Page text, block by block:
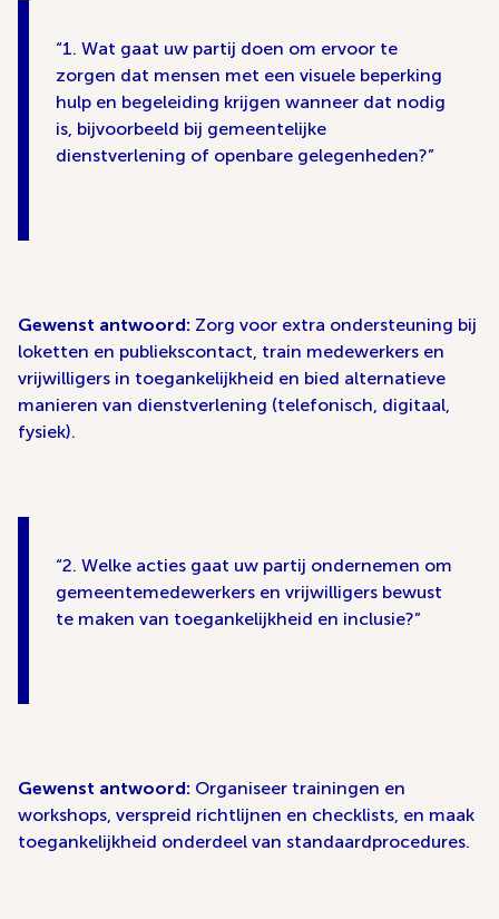
1. Wat gaat uw partij doen om ervoor te
zorgen dat mensen met een visuele beperking
hulp en begeleiding krijgen wanneer dat nodig
is, bijvoorbeeld bij gemeentelijke
dienstverlening of openbare gelegenheden?
Gewenst antwoord: Zorg voor extra ondersteuning bij
loketten en publiekscontact, train medewerkers en
vrijwilligers in toegankelijkheid en bied alternatieve
manieren van dienstverlening (telefonisch, digitaal,
fysiek).
2. Welke acties gaat uw partij ondernemen om
gemeentemedewerkers en vrijwilligers bewust
te maken van toegankelijkheid en inclusie?
Gewenst antwoord: Organiseer trainingen en
workshops, verspreid richtlijnen en checklists, en maak
toegankelijkheid onderdeel van standaardprocedures.